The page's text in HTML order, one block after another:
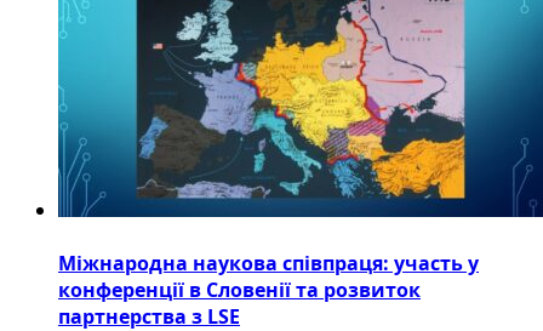
Міжнародна наукова співпраця: участь у
конференції в Словенії та розвиток
партнерства з LSE